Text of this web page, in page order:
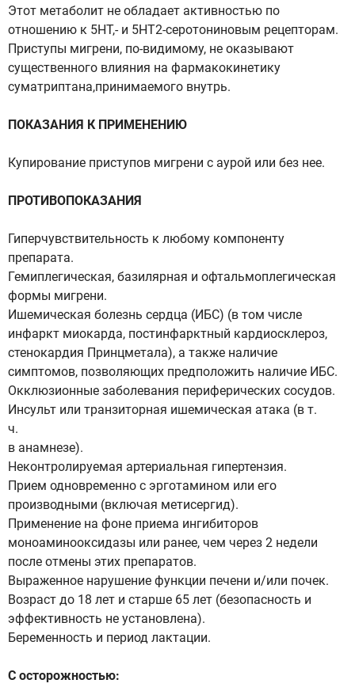
Этот метаболит не обладает активностью по
отношению к 5НТ,- и 5НТ2-серотониновым рецепторам.
Приступы мигрени, по-видимому, не оказывают
существенного влияния на фармакокинетику
суматриптана,принимаемого внутрь.
ПОКАЗАНИЯ К ПРИМЕНЕНИЮ
Купирование приступов мигрени с аурой или без нее.
ПРОТИВОПОКАЗАНИЯ
Гиперчувствительность к любому компоненту
препарата.
Гемиплегическая, базилярная и офтальмоплегическая
формы мигрени.
Ишемическая болезнь сердца (ИБС) (в том числе
инфаркт миокарда, постинфарктный кардиосклероз,
стенокардия Принцметала), а также наличие
симптомов, позволяющих предположить наличие ИБС.
Окклюзионные заболевания периферических сосудов.
Инсульт или транзиторная ишемическая атака (в т.
ч.
в анамнезе).
Неконтролируемая артериальная гипертензия.
Прием одновременно с эрготамином или его
производными (включая метисергид).
Применение на фоне приема ингибиторов
моноаминооксидазы или ранее, чем через 2 недели
после отмены этих препаратов.
Выраженное нарушение функции печени и/или почек.
Возраст до 18 лет и старше 65 лет (безопасность и
эффективность не установлена).
Беременность и период лактации.
С осторожностью: